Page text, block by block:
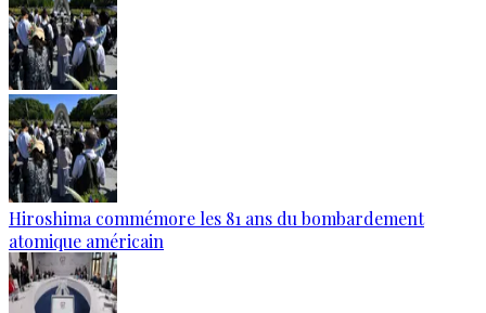
Hiroshima commémore les 81 ans du bombardement
atomique américain